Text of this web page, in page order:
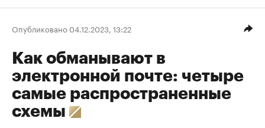
Опубликовано 04.12.2023, 13:22
Как обманывают в
электронной почте: четыре
самые распространенные
схемы